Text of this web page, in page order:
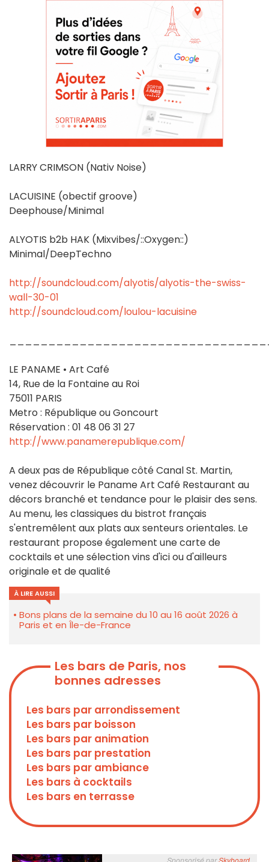
LARRY CRIMSON (Nativ Noise)
LACUISINE (obectif groove)
Deephouse/Minimal
ALYOTIS b2b HAK (Mixvibes/::Oxygen::)
Minimal/DeepTechno
http://soundcloud.com/alyotis/alyotis-the-swiss-
wall-30-01
http://soundcloud.com/loulou-lacuisine
LE PANAME • Art Café
14, Rue de la Fontaine au Roi
75011 PARIS
Metro : République ou Goncourt
Réservation : 01 48 06 31 27
http://www.panamerepublique.com/
A deux pas de République côté Canal St. Martin,
venez découvrir le Paname Art Café Restaurant au
décors branché et tendance pour le plaisir des sens.
Au menu, les classiques du bistrot français
s'entremêlent aux plats aux senteurs orientales. Le
restaurant propose également une carte de
cocktails et une sélection vins d'ici ou d'ailleurs
originale et de qualité
À LIRE AUSSI
Bons plans de la semaine du 10 au 16 août 2026 à
Paris et en Île-de-France
Les bars de Paris, nos
bonnes adresses
Les bars par arrondissement
Les bars par boisson
Les bars par animation
Les bars par prestation
Les bars par ambiance
Les bars à cocktails
Les bars en terrasse